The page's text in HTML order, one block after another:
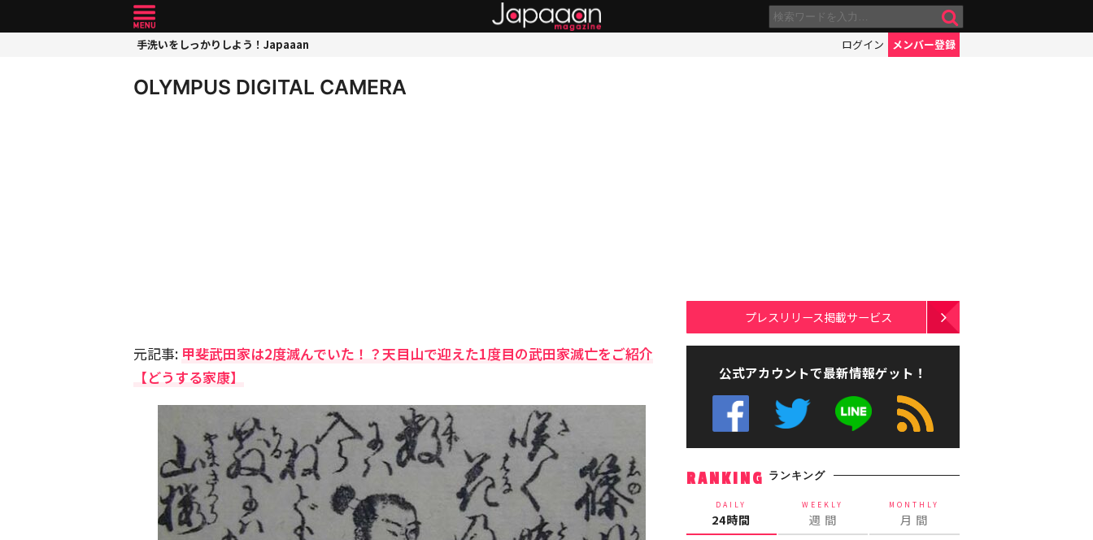
手洗いをしっかりしよう！Japaaan ログイン メンバー登録
OLYMPUS DIGITAL CAMERA
元記事: 甲斐武田家は2度滅んでいた！？天目山で迎えた1度目の武田家滅亡をご紹介
【どうする家康】
プレスリリース掲載サービス
公式アカウントで最新情報ゲット！
RANKING ランキング
DAILY
24時間
WEEKLY
週 間
MONTHLY
月 間